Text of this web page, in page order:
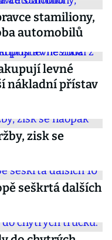
stamiliony,
automobilů
levné
nákladní přístav
zisk se
seškrtá dalších